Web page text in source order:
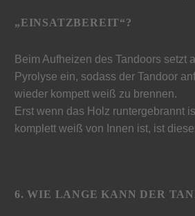
„EINSATZBEREIT“?
Beim Aufheizen des Tandoors setzt
Pyrolyse ein, sodass der Tandoor
wieder kompett weiß zu brennen.
Erst wenn das Holz runtergebrannt
komplett weiß von Innen ist, ist
6. WIE LANGE KANN DER